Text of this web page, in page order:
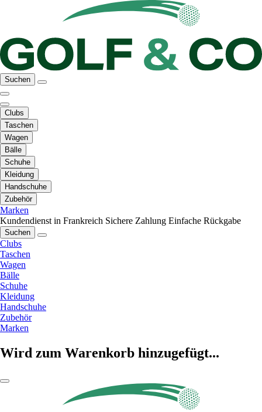
Suchen
Clubs
Taschen
Wagen
Bälle
Schuhe
Kleidung
Handschuhe
Zubehör
Marken
Kundendienst in Frankreich Sichere Zahlung Einfache Rückgabe
Suchen
Clubs
Taschen
Wagen
Bälle
Schuhe
Kleidung
Handschuhe
Zubehör
Marken
Wird zum Warenkorb hinzugefügt...